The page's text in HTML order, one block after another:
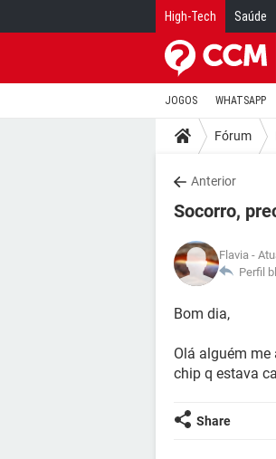
High-Tech Saúde
JOGOS WHATSAPP
Fórum
Anterior
Socorro,
Flavia -
Perfil
Bom dia,
Olá alguém
chip q estava
Share